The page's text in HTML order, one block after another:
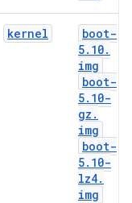
kernel
boot-
5. 10.
img
boot-
5. 10-
gz .
img
boot-
5. 10-
lz4.
img